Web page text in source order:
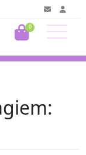
0